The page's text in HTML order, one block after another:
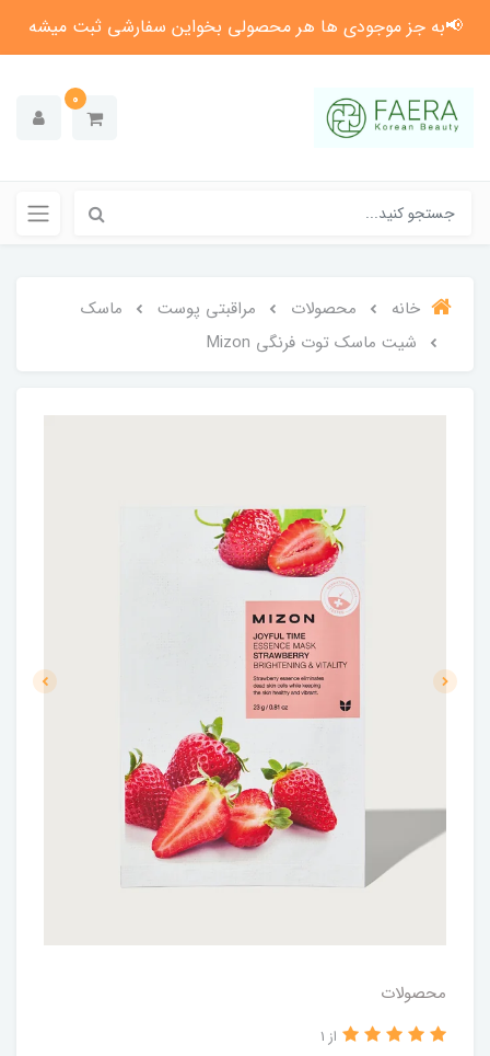
📢به جز موجودی ها هر محصولی بخواین سفارشی ثبت میشه
0
خانه محصولات مراقبتی پوست
ماسک
شیت ماسک توت فرنگی Mizon
محصولات
از 1